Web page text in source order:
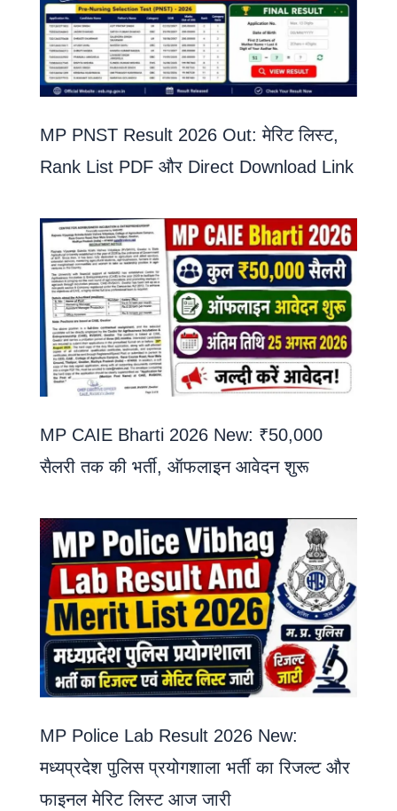
MP PNST Result 2026 Out: मेरिट लिस्ट,
Rank List PDF और Direct Download Link
MP CAIE Bharti 2026 New: ₹50,000
सैलरी तक की भर्ती, ऑफलाइन आवेदन शुरू
MP Police Lab Result 2026 New:
मध्यप्रदेश पुलिस प्रयोगशाला भर्ती का रिजल्ट और
फाइनल मेरिट लिस्ट आज जारी